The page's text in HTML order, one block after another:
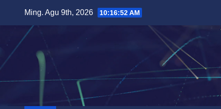
content
Ming. Agu 9th, 2026 10:16:53 AM